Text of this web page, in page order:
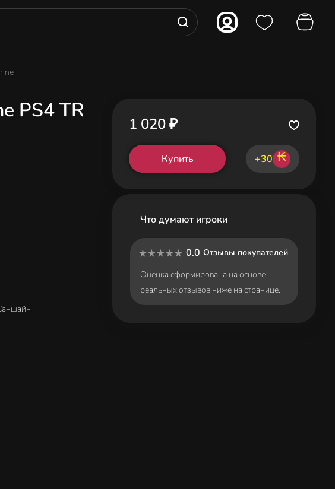
PS4 TR
1 020 ₽
Купить +30 ₭
Что думают игроки
0.0 Отзывы покупателей
Оценка сформирована на основе
реальных отзывов ниже на странице.